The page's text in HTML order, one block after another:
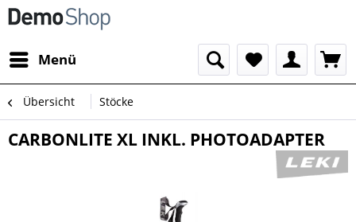
Menü
Übersicht Stöcke
CARBONLITE XL INKL. PHOTOADAPTER